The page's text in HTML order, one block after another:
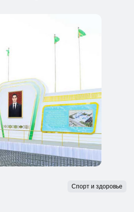
Спорт и здоровье